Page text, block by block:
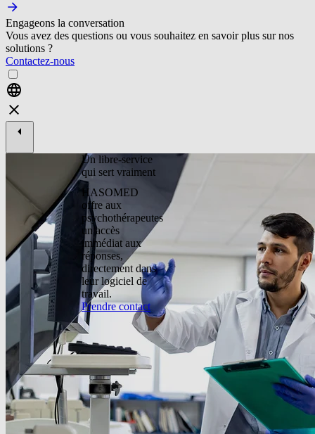
Engageons la conversation
Vous avez des questions ou vous souhaitez en savoir plus sur nos
solutions ?
Contactez-nous
Un libre-service
qui sert vraiment
HASOMED
offre aux
psychothérapeutes
un accès
immédiat aux
réponses,
directement dans
leur logiciel de
travail.
Prendre contact